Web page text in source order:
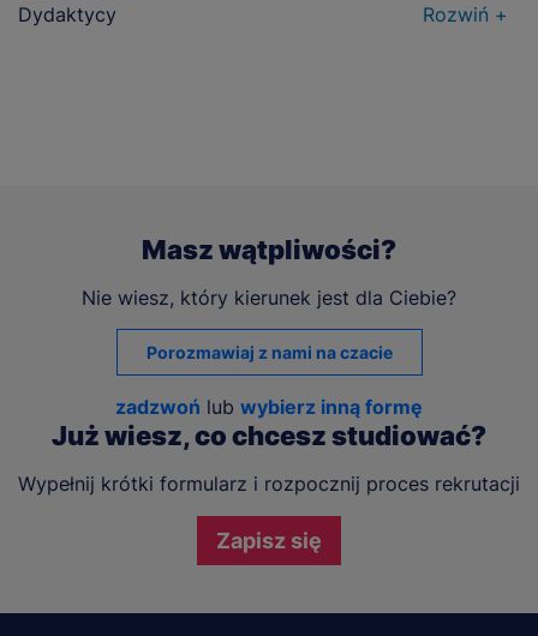
Dydaktycy
Rozwiń +
Masz wątpliwości?
Nie wiesz, który kierunek jest dla Ciebie?
Porozmawiaj z nami na czacie
zadzwoń lub wybierz inną formę
Już wiesz, co chcesz studiować?
Wypełnij krótki formularz i rozpocznij proces rekrutacji
Zapisz się